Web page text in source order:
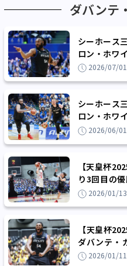
ダバンテ
シーホース
ロン・ホワ
グで最高の
2026/07/
シーホース
ロン・ホワ
クラブは引
2026/06/
【天皇杯
り3回目の
ダブルのラ
2026/01/
【天皇杯
ダバンテ・
「チームメ
2026/01/